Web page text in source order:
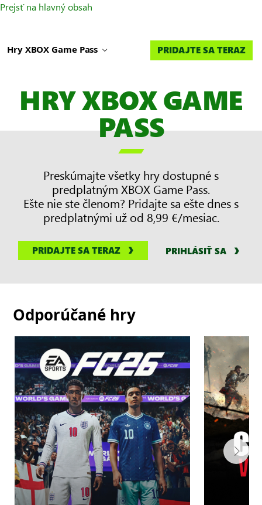
Prejsť na hlavný obsah
Hry XBOX Game Pass PRIDAJTE SA TERAZ
HRY XBOX GAME
PASS

Preskúmajte všetky hry dostupné s
predplatným XBOX Game Pass.
Ešte nie ste členom? Pridajte sa ešte dnes s
predplatnými už od 8,99 €/mesiac.
PRIDAJTE SA TERAZ PRIHLÁSIŤ SA
Odporúčané hry